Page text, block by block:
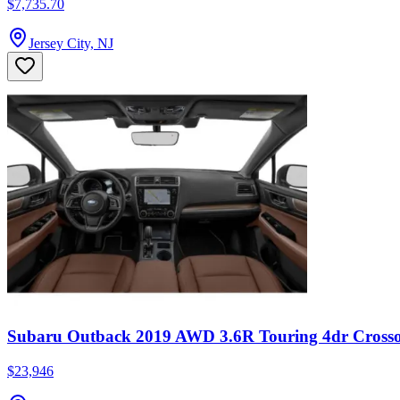
$7,735.70
Jersey City, NJ
Subaru Outback 2019 AWD 3.6R Touring 4dr
$23,946